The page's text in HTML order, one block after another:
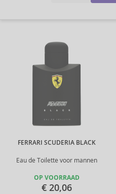
FERRARI SCUDERIA BLACK
Eau de Toilette voor mannen
OP VOORRAAD
€ 20,06